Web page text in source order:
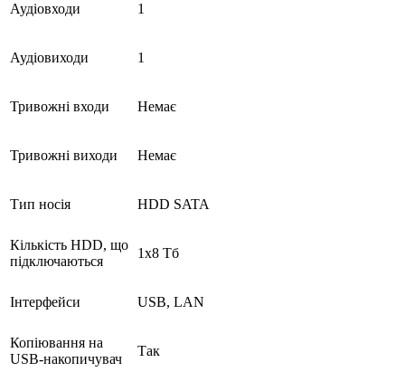
Аудіовходи 1
Аудіовиходи 1
Тривожні входи Немає
Тривожні виходи Немає
Тип носія HDD SATA
Кількість HDD, що
підключаються
1х8 Тб
Інтерфейси USB, LAN
Копіювання на
USB-накопичувач
Так